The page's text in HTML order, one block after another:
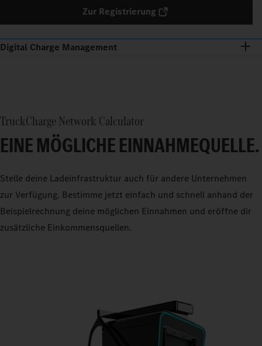
Zur Registrierung
Digital Charge Management
TruckCharge Network Calculator
EINE MÖGLICHE EINNAHMEQUELLE.
Stelle deine Ladeinfrastruktur auch für andere Unternehmen
zur Verfügung. Bestimme jetzt einfach und schnell anhand der
Beispielrechnung deine möglichen Einnahmen und eröffne dir
zusätzliche Einkommensquellen.